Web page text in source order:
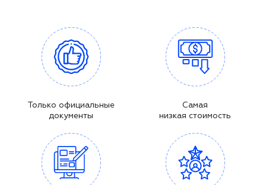
Только официальные
документы
Самая
низкая стоимость